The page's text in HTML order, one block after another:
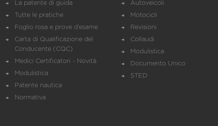
La patente di guida
Tutte le pratiche
Foglio rosa e prove d’esame
Carta di Qualificazione del
Conducente (CQC)
Medici Certificatori - Novità
Modulistica
Patente nautica
Normativa
Autoveicoli
Motocicli
Revisioni
Collaudi
Modulistica
Documento Unico
STED